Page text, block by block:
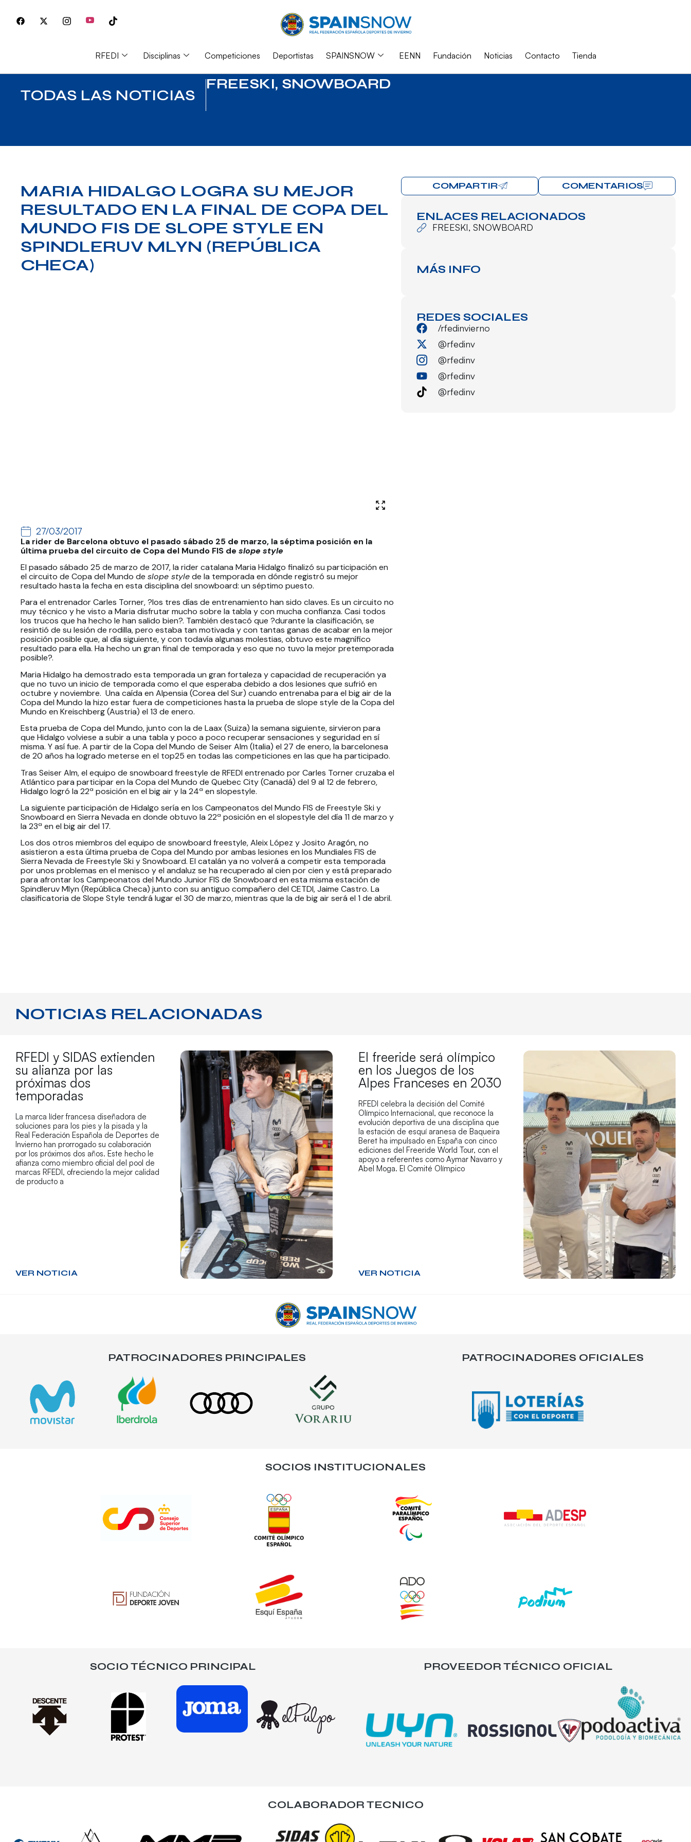
RFEDI Disciplinas Competiciones Deportistas SPAINSNOW EENN Fundación Noticias Contacto Tienda
TODAS LAS NOTICIAS
FREESKI, SNOWBOARD
MARIA HIDALGO LOGRA SU MEJOR
RESULTADO EN LA FINAL DE COPA DEL
MUNDO FIS DE SLOPE STYLE EN
SPINDLERUV MLYN (REPÚBLICA
CHECA)
27/03/2017
La rider de Barcelona obtuvo el pasado sábado 25 de marzo, la séptima posición en la
última prueba del circuito de Copa del Mundo FIS de slope style
El pasado sábado 25 de marzo de 2017, la rider catalana Maria Hidalgo finalizó su participación en
el circuito de Copa del Mundo de slope stylede la temporada en dónde registró su mejor
resultado hasta la fecha en esta disciplina del snowboard: un séptimo puesto.
Para el entrenador Carles Torner, ?los tres días de entrenamiento han sido claves. Es un circuito no
muy técnico y he visto a Maria disfrutar mucho sobre la tabla y con mucha confianza. Casi todos
los trucos que ha hecho le han salido bien?. También destacó que ?durante la clasificación, se
resintió de su lesión de rodilla, pero estaba tan motivada y con tantas ganas de acabar en la mejor
posición posible que, al día siguiente, y con todavía algunas molestias, obtuvo este magnífico
resultado para ella. Ha hecho un gran final de temporada y eso que no tuvo la mejor pretemporada
posible?.
Maria Hidalgo ha demostrado esta temporada un gran fortaleza y capacidad de recuperación ya
que no tuvo un inicio de temporada como el que esperaba debido a dos lesiones que sufrió en
octubre y noviembre. Una caída en Alpensia (Corea del Sur) cuando entrenaba para el big air de la
Copa del Mundo la hizo estar fuera de competiciones hasta la prueba de slope style de la Copa del
Mundo en Kreischberg (Austria) el 13 de enero.
Esta prueba de Copa del Mundo, junto con la de Laax (Suiza) la semana siguiente, sirvieron para
que Hidalgo volviese a subir a una tabla y poco a poco recuperar sensaciones y seguridad en sí
misma. Y así fue. A partir de la Copa del Mundo de Seiser Alm (Italia) el 27 de enero, la barcelonesa
de 20 años ha logrado meterse en el top25 en todas las competiciones en las que ha participado.
Tras Seiser Alm, el equipo de snowboard freestyle de RFEDI entrenado por Carles Torner cruzaba el
Atlántico para participar en la Copa del Mundo de Quebec City (Canadá) del 9 al 12 de febrero,
Hidalgo logró la 22ª posición en el big air y la 24ª en slopestyle.
La siguiente participación de Hidalgo sería en los Campeonatos del Mundo FIS de Freestyle Ski y
Snowboard en Sierra Nevada en donde obtuvo la 22ª posición en el slopestyle del día 11 de marzo y
la 23ª en el big air del 17.
Los dos otros miembros del equipo de snowboard freestyle, Aleix López y Josito Aragón, no
asistieron a esta última prueba de Copa del Mundo por ambas lesiones en los Mundiales FIS de
Sierra Nevada de Freestyle Ski y Snowboard. El catalán ya no volverá a competir esta temporada
por unos problemas en el menisco y el andaluz se ha recuperado al cien por cien y está preparado
para afrontar los Campeonatos del Mundo Junior FIS de Snowboard en esta misma estación de
Spindleruv Mlyn (República Checa) junto con su antiguo compañero del CETDI, Jaime Castro. La
clasificatoria de Slope Style tendrá lugar el 30 de marzo, mientras que la de big air será el 1 de abril.
COMPARTIR COMENTARIOS
ENLACES RELACIONADOS
FREESKI,SNOWBOARD
MÁS INFO
REDES SOCIALES
/rfedinvierno
@rfedinv
@rfedinv
@rfedinv
@rfedinv
NOTICIAS RELACIONADAS
RFEDI y SIDAS extienden
su alianza por las
próximas dos
temporadas
La marca líder francesa diseñadora de
soluciones para los pies y la pisada y la
Real Federación Española de Deportes de
Invierno han prorrogado su colaboración
por los próximos dos años. Este hecho le
afianza como miembro oficial del pool de
marcas RFEDI, ofreciendo la mejor calidad
de producto a
VER NOTICIA
El freeride será olímpico
en los Juegos de los
Alpes Franceses en 2030
RFEDI celebra la decisión del Comité
Olímpico Internacional, que reconoce la
evolución deportiva de una disciplina que
la estación de esquí aranesa de Baqueira
Beret ha impulsado en España con cinco
ediciones del Freeride World Tour, con el
apoyo a referentes como Aymar Navarro y
Abel Moga. El Comité Olímpico
VER NOTICIA
PATROCINADORES PRINCIPALES PATROCINADORES OFICIALES
SOCIOS INSTITUCIONALES
SOCIO TÉCNICO PRINCIPAL PROVEEDOR TÉCNICO OFICIAL
COLABORADOR TECNICO